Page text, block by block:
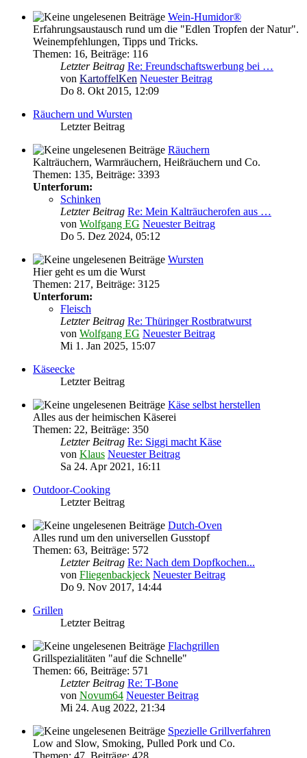
Wein-Humidor®
Erfahrungsaustausch rund um die "Edlen Tropfen der Natur".
Weinempfehlungen, Tipps und Tricks.
Themen: 16, Beiträge: 116
Letzter Beitrag Re: Freundschaftswerbung bei …
von KartoffelKen Neuester Beitrag
Do 8. Okt 2015, 12:09
Räuchern und Wursten
Letzter Beitrag
Räuchern
Kalträuchern, Warmräuchern, Heißräuchern und Co.
Themen: 135, Beiträge: 3393
Unterforum:
Schinken
Letzter Beitrag Re: Mein Kalträucherofen aus …
von Wolfgang EG Neuester Beitrag
Do 5. Dez 2024, 05:12
Wursten
Hier geht es um die Wurst
Themen: 217, Beiträge: 3125
Unterforum:
Fleisch
Letzter Beitrag Re: Thüringer Rostbratwurst
von Wolfgang EG Neuester Beitrag
Mi 1. Jan 2025, 15:07
Käseecke
Letzter Beitrag
Käse selbst herstellen
Alles aus der heimischen Käserei
Themen: 22, Beiträge: 350
Letzter Beitrag Re: Siggi macht Käse
von Klaus Neuester Beitrag
Sa 24. Apr 2021, 16:11
Outdoor-Cooking
Letzter Beitrag
Dutch-Oven
Alles rund um den universellen Gusstopf
Themen: 63, Beiträge: 572
Letzter Beitrag Re: Nach dem Dopfkochen...
von Fliegenbackjeck Neuester Beitrag
Do 9. Nov 2017, 14:44
Grillen
Letzter Beitrag
Flachgrillen
Grillspezialitäten "auf die Schnelle"
Themen: 66, Beiträge: 571
Letzter Beitrag Re: T-Bone
von Novum64 Neuester Beitrag
Mi 24. Aug 2022, 21:34
Spezielle Grillverfahren
Low and Slow, Smoking, Pulled Pork und Co.
Themen: 47 Beiträge: 428